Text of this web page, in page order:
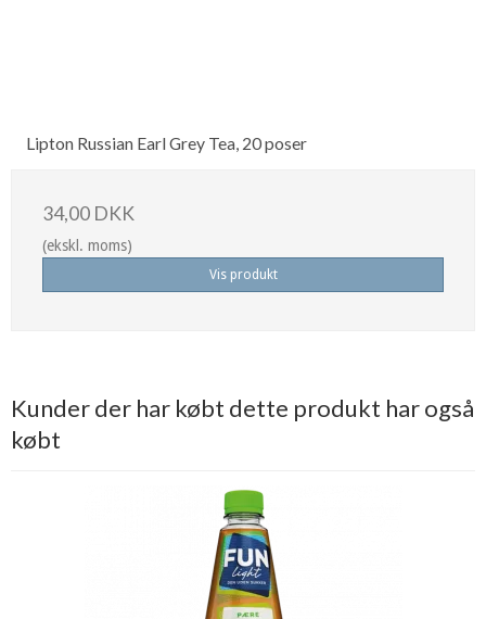
Lipton Russian Earl Grey Tea, 20 poser
34,00 DKK
(ekskl. moms)
Vis produkt
Kunder der har købt dette produkt har også
købt